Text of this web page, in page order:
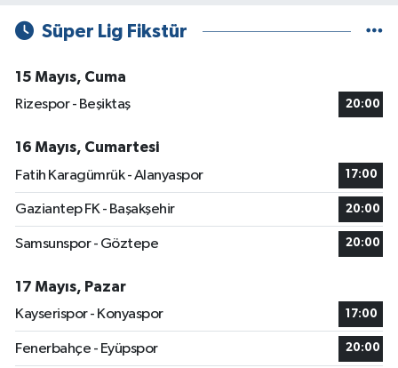
Süper Lig Fikstür
15 Mayıs, Cuma
Rizespor - Beşiktaş
20:00
16 Mayıs, Cumartesi
Fatih Karagümrük - Alanyaspor
17:00
Gaziantep FK - Başakşehir 20:00
Samsunspor - Göztepe 20:00
17 Mayıs, Pazar
Kayserispor - Konyaspor
17:00
Fenerbahçe - Eyüpspor 20:00